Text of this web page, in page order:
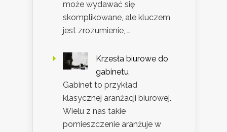
może wydawać się
skomplikowane, ale kluczem
jest zrozumienie, …
Krzesła biurowe do
gabinetu
Gabinet to przykład
klasycznej aranżacji biurowej.
Wielu z nas takie
pomieszczenie aranżuje w